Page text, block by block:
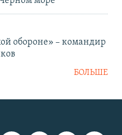
обороне» – командир
БОЛЬШЕ